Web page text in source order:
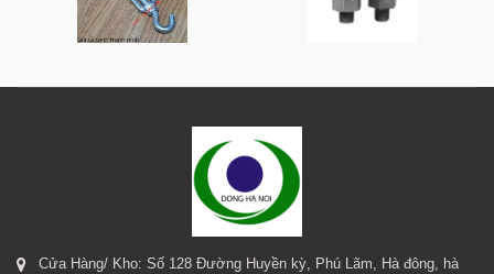
Cửa Hàng/ Kho: Số 128 Đường Huyền kỳ, Phú Lãm, Hà đông, hà